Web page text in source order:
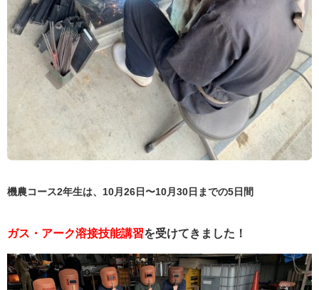
機農コース2年生は、10月26日〜10月30日までの5日間
ガス・アーク溶接技能講習を受けてきました！